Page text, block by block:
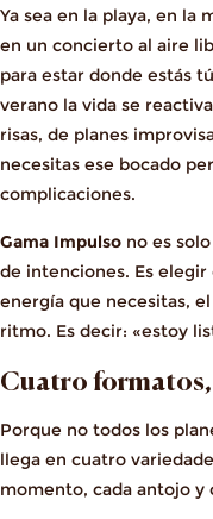
Ya sea en la playa, en la
en un concierto al aire
para estar donde estás
verano la vida se
risas, de planes
necesitas ese bocado
complicaciones.
Gama Impulso no es
de intenciones. Es
energía que necesitas,
ritmo. Es decir: «estoy
Cuatro
Porque no todos los
llega en cuatro
momento, cada antojo y